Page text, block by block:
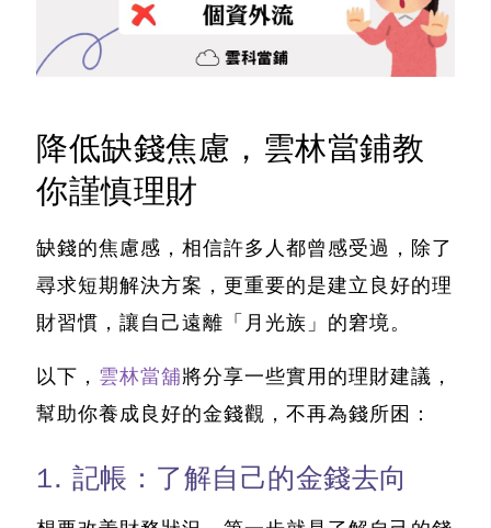
降低缺錢焦慮，雲林當鋪教
你謹慎理財
缺錢的焦慮感，相信許多人都曾感受過，除了
尋求短期解決方案，更重要的是建立良好的理
財習慣，讓自己遠離「月光族」的窘境。
以下， 雲林當舖將分享一些實用的理財建議，
幫助你養成良好的金錢觀，不再為錢所困：
1. 記帳：了解自己的金錢去向